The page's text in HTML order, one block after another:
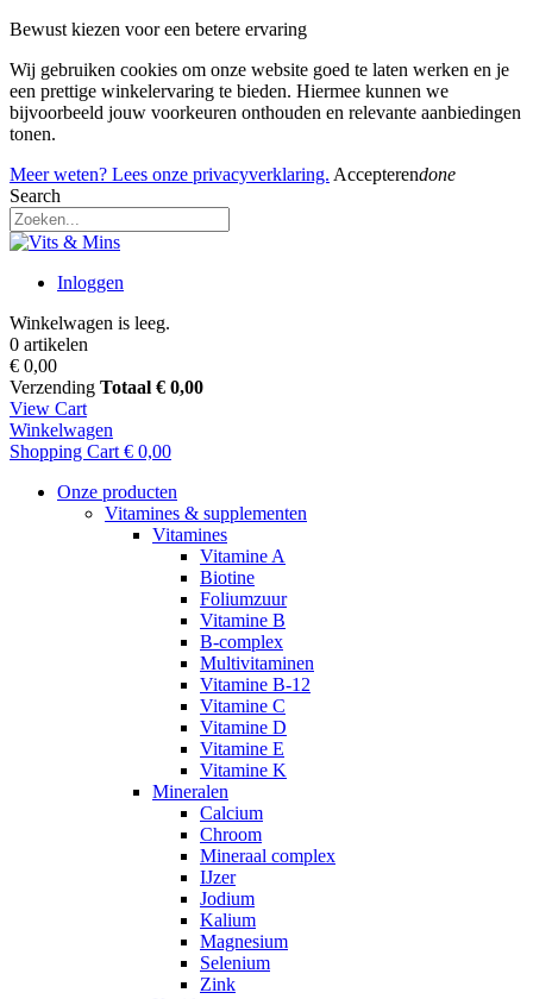
Bewust kiezen voor een betere ervaring
Wij gebruiken cookies om onze website goed te laten werken en je
een prettige winkelervaring te bieden. Hiermee kunnen we
bijvoorbeeld jouw voorkeuren onthouden en relevante aanbiedingen
tonen.
Meer weten? Lees onze privacyverklaring. Accepterendone
Search
Inloggen
Winkelwagen is leeg.
0 artikelen
€ 0,00
Verzending Totaal € 0,00
View Cart
Winkelwagen
Shopping Cart € 0,00
Onze producten
Vitamines & supplementen
Vitamines
Vitamine A
Biotine
Foliumzuur
Vitamine B
B-complex
Multivitaminen
Vitamine B-12
Vitamine C
Vitamine D
Vitamine E
Vitamine K
Mineralen
Calcium
Chroom
Mineraal complex
IJzer
Jodium
Kalium
Magnesium
Selenium
Zink